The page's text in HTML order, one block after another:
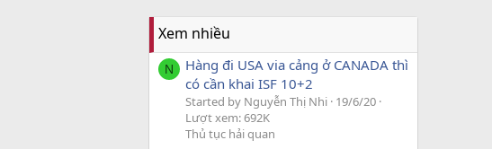
Xem nhiều
N
Hàng đi USA via cảng ở CANADA thì
có cần khai ISF 10+2
Started by Nguyễn Thị Nhi 19/6/20
Lượt xem: 692K
Thủ tục hải quan